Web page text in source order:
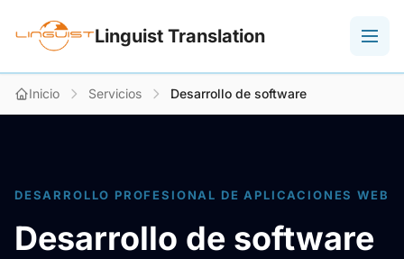
Linguist Translation
Inicio Servicios Desarrollo de software
DESARROLLO PROFESIONAL DE APLICACIONES WEB
Desarrollo de software